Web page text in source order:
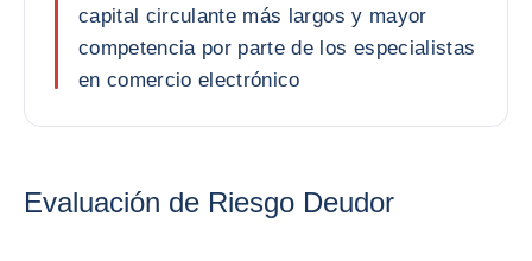
capital circulante más largos y mayor
competencia por parte de los especialistas
en comercio electrónico
Evaluación de Riesgo Deudor